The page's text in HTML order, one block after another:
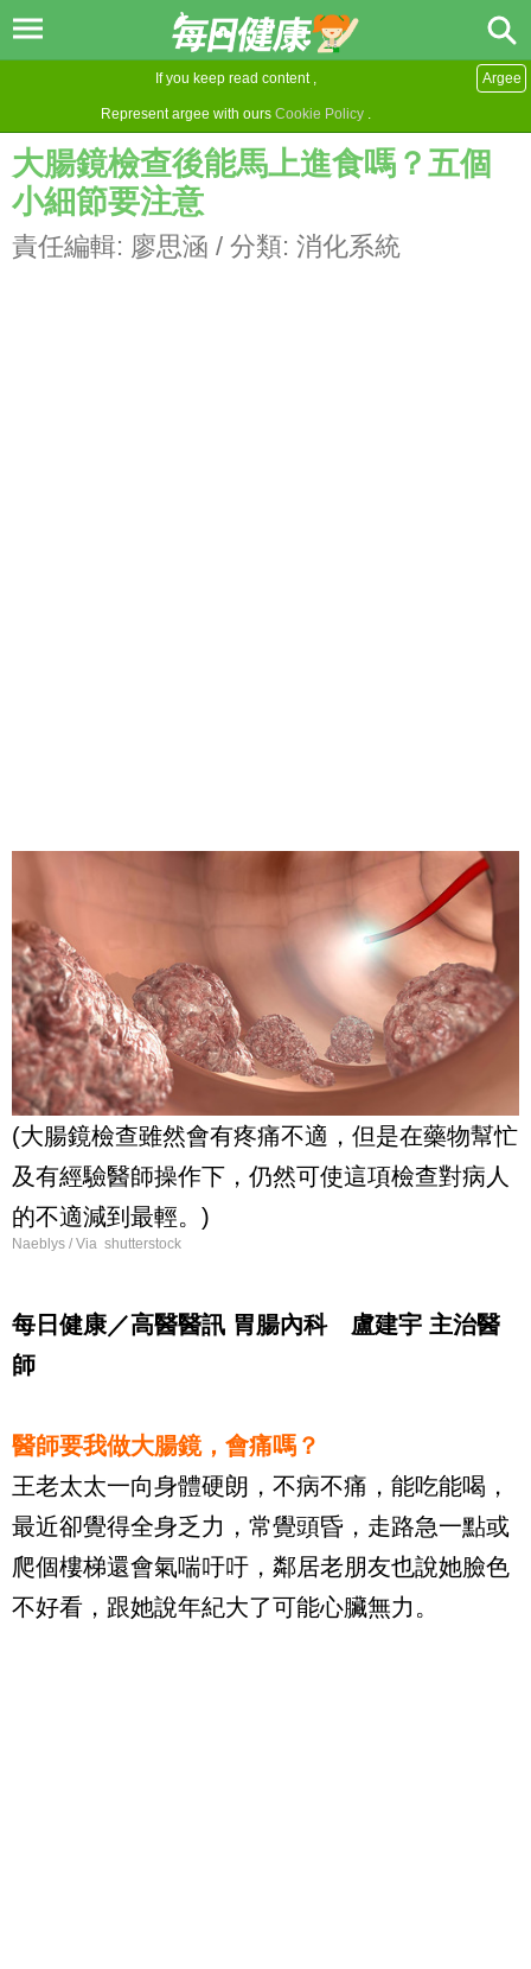
If you keep read content ,
Represent argee with ours Cookie Policy .
Argee
大腸鏡檢查後能馬上進食嗎？五個
小細節要注意
責任編輯: 廖思涵 / 分類: 消化系統
(大腸鏡檢查雖然會有疼痛不適，但是在藥物幫忙
及有經驗醫師操作下，仍然可使這項檢查對病人
的不適減到最輕。)
Naeblys / Via shutterstock
每日健康／高醫醫訊 胃腸內科 盧建宇 主治醫
師
醫師要我做大腸鏡，會痛嗎？
王老太太一向身體硬朗，不病不痛，能吃能喝，
最近卻覺得全身乏力，常覺頭昏，走路急一點或
爬個樓梯還會氣喘吁吁，鄰居老朋友也說她臉色
不好看，跟她說年紀大了可能心臟無力。